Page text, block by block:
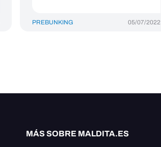
PREBUNKING 05/07/2022
MÁS SOBRE MALDITA.ES